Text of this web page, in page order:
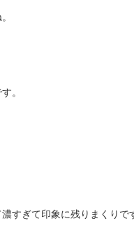
。
すぎて印象に残りまくりで